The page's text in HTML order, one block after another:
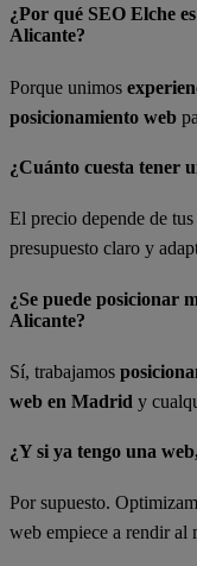
¿Por qué SEO Elche
Alicante?
Porque unimos
posicionamiento web
¿Cuánto cuesta tener
El precio depende de
presupuesto claro y
¿Se puede posicionar
Alicante?
Sí, trabajamos
web en Madrid y
¿Y si ya tengo una
Por supuesto.
web empiece a rendir al